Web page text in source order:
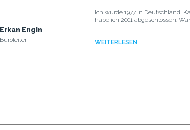
Erkan Engin
Büroleiter
Ich wurde 1977 in Deutschland,
habe ich 2001 abgeschlossen.
WEITERLESEN